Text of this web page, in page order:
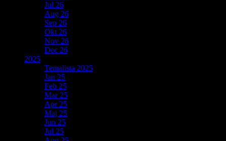
Jul 26
Aug 26
Sep 26
Okt 26
Nov 26
Dec 26
2025
Temalista 2025
Jan 25
Feb 25
Mar 25
Apr 25
Maj 25
Jun 25
Jul 25